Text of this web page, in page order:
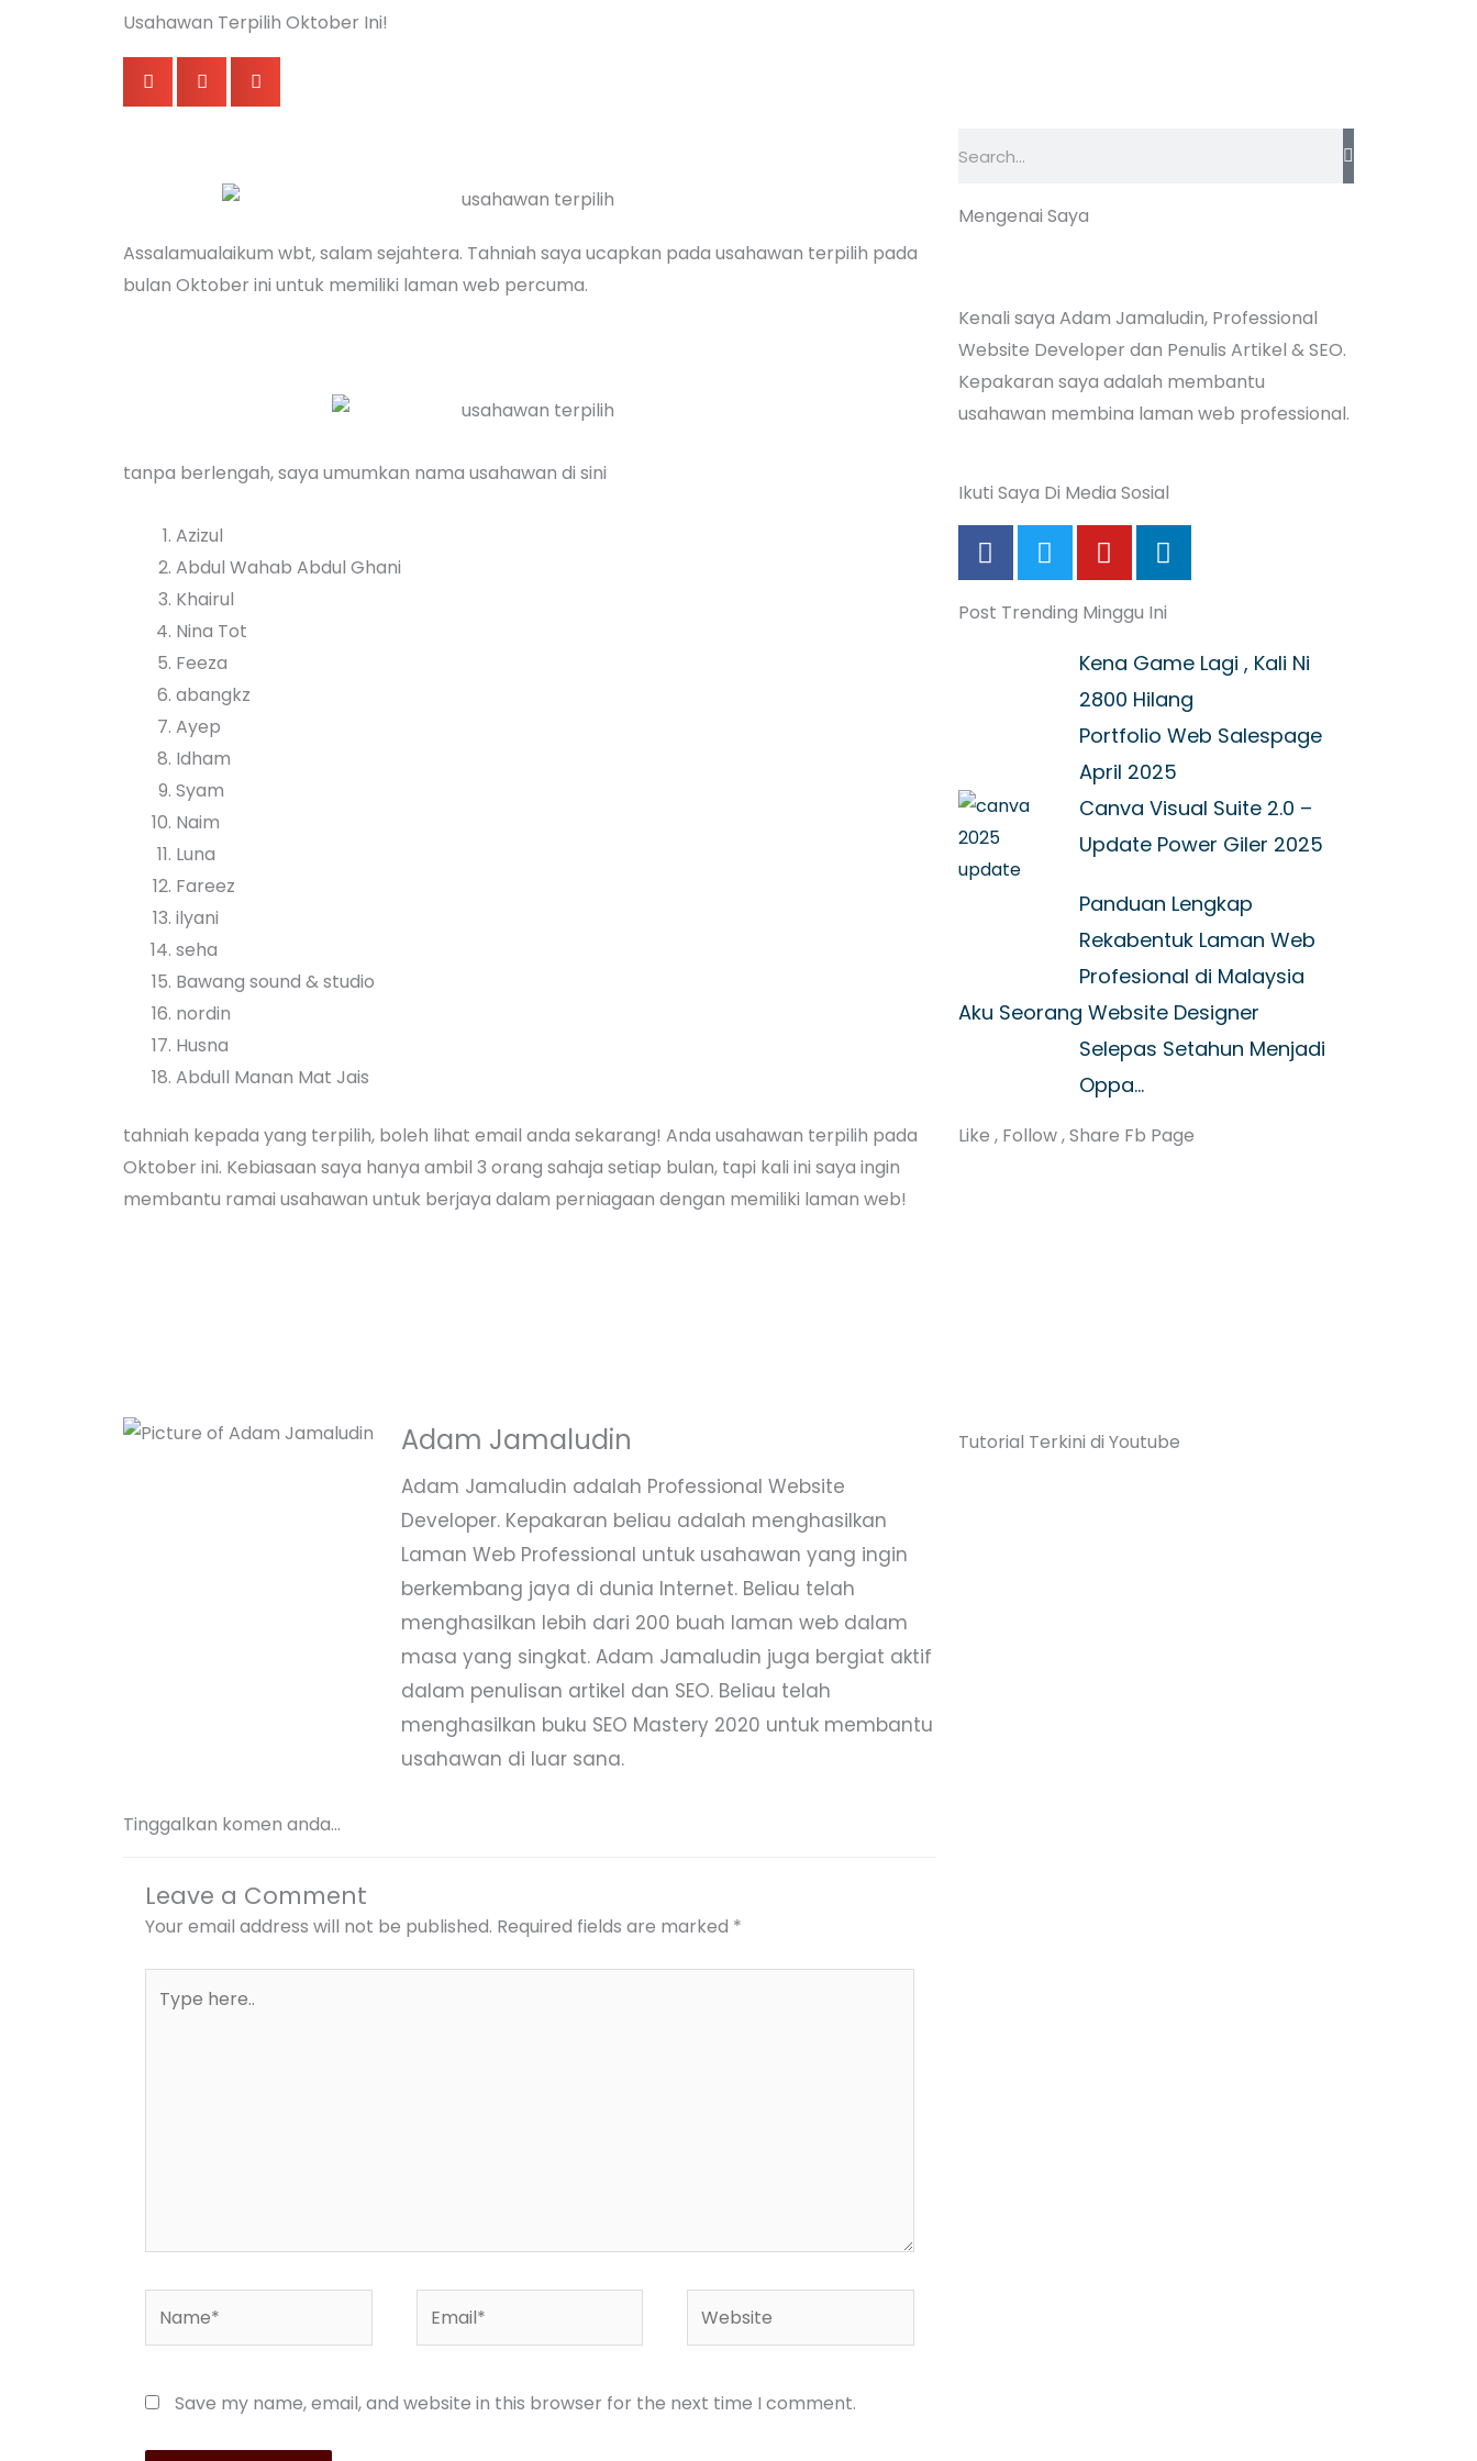
Usahawan Terpilih Oktober Ini!
Assalamualaikum wbt, salam sejahtera. Tahniah saya ucapkan pada usahawan terpilih pada
bulan Oktober ini untuk memiliki laman web percuma.
tanpa berlengah, saya umumkan nama usahawan di sini
Azizul
Abdul Wahab Abdul Ghani
Khairul
Nina Tot
Feeza
abangkz
Ayep
Idham
Syam
Naim
Luna
Fareez
ilyani
seha
Bawang sound & studio
nordin
Husna
Abdull Manan Mat Jais
tahniah kepada yang terpilih, boleh lihat email anda sekarang! Anda usahawan terpilih pada
Oktober ini. Kebiasaan saya hanya ambil 3 orang sahaja setiap bulan, tapi kali ini saya ingin
membantu ramai usahawan untuk berjaya dalam perniagaan dengan memiliki laman web!
Adam Jamaludin
Adam Jamaludin adalah Professional Website
Developer. Kepakaran beliau adalah menghasilkan
Laman Web Professional untuk usahawan yang ingin
berkembang jaya di dunia Internet. Beliau telah
menghasilkan lebih dari 200 buah laman web dalam
masa yang singkat. Adam Jamaludin juga bergiat aktif
dalam penulisan artikel dan SEO. Beliau telah
menghasilkan buku SEO Mastery 2020 untuk membantu
usahawan di luar sana.
Tinggalkan komen anda...
Leave a Comment
Your email address will not be published. Required fields are marked *
here..
Website
Save my name, email, and website in this browser for the next time I comment.
Mengenai Saya
Kenali saya Adam Jamaludin, Professional
Website Developer dan Penulis Artikel & SEO.
Kepakaran saya adalah membantu
usahawan membina laman web professional.
Ikuti Saya Di Media Sosial
F
a
c
e
T
w
i
t
Y
o
u
t
b
e
L
i
n
k
d
i
n
Post Trending Minggu Ini
Kena Game Lagi , Kali Ni
2800 Hilang
Portfolio Web Salespage
April 2025
Canva Visual Suite 2.0 –
Update Power Giler 2025
Panduan Lengkap
Rekabentuk Laman Web
Profesional di Malaysia
Aku Seorang Website Designer
Selepas Setahun Menjadi
Oppa…
Like , Follow , Share Fb Page
Tutorial Terkini di Youtube